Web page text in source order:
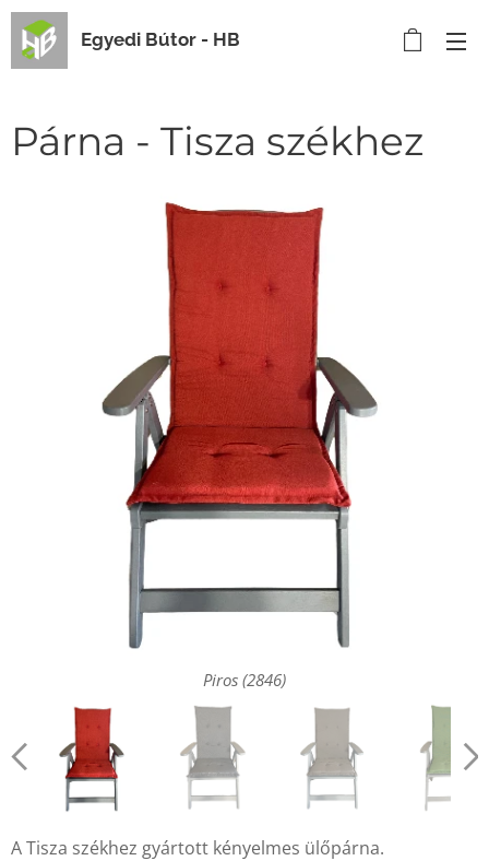
Egyedi Bútor - HB
Párna - Tisza székhez
Piros (2846)
Sötét szürke (7006)
Sötét barna (7850)
Zöld (2842)
Bézs (2841)
Világos barna (2849)
Világos szürke (2848)
A Tisza székhez gyártott kényelmes ülőpárna.